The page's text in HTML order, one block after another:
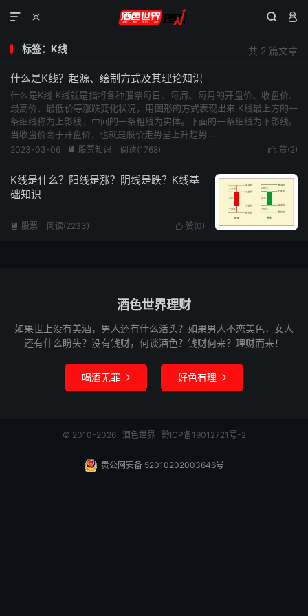
  

共 2 篇文章
标签：K线
什么是K线？起源、绘制方式及其理论知识
什么是K线 K线就是指将各种股票每日、每周、每月的开盘价、收盘价、
最高价、最低价等涨跌变化状况，用图形的方式表现出来 K线最上方的一
条细线称为上影线，中间的一条粗线为实体。下面的一条细线为下影线。
当收盘价高于开盘价，也就是股价走势呈上升趋势...
 赞(2)
2023-03-06  股票知识 阅读(1768)
K线是什么？阳线是涨？阴线是跌？K线基
础知识
 赞(0)
 股票 阅读(2233)
酒色世界理财
如果世上没有美酒，男人还有什么活头？如果男人不恋美色，女人
还有什么盼头？没有钱财，何谈酒色？钱财何来？理财而来！
喝酒无罪  好色有理 
© 2010-2026 酒色世界 黔ICP备19012721号-2
贵公网安备 52010202003646号